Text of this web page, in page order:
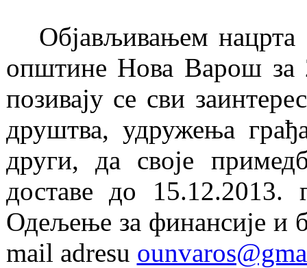
Објављивањем
општине Нова Варош за
позивају се сви
друштва, удружења
други, да своје
доставе до
15.12.201 3.
Одељење за финансије и
mail adresu